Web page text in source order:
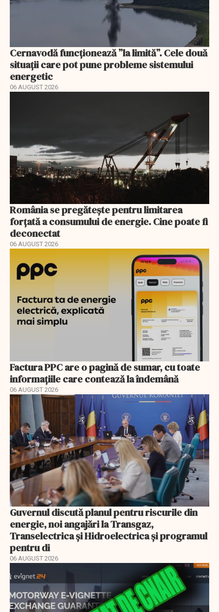
Cernavodă funcționează ”la limită”. Cele două
situații care pot pune probleme sistemului
energetic
06 AUGUST 2026
România se pregătește pentru limitarea
forțată a consumului de energie. Cine poate fi
deconectat
06 AUGUST 2026
Factura PPC are o pagină de sumar, cu toate
informațiile care contează la îndemână
06 AUGUST 2026
Guvernul discută planul pentru riscurile din
energie, noi angajări la Transgaz,
Transelectrica și Hidroelectrica și programul
pentru di
06 AUGUST 2026